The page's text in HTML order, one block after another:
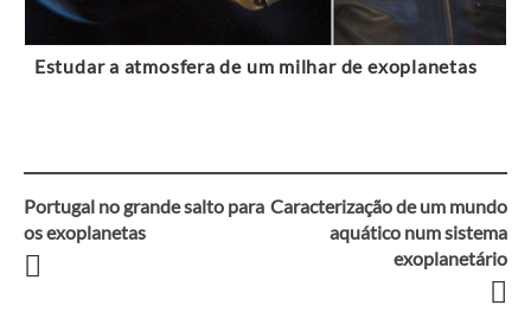
Estudar a atmosfera de um milhar de exoplanetas
Navegação
entre
Portugal no grande salto para
os exoplanetas
Caracterização de um mundo
aquático num sistema
exoplanetário